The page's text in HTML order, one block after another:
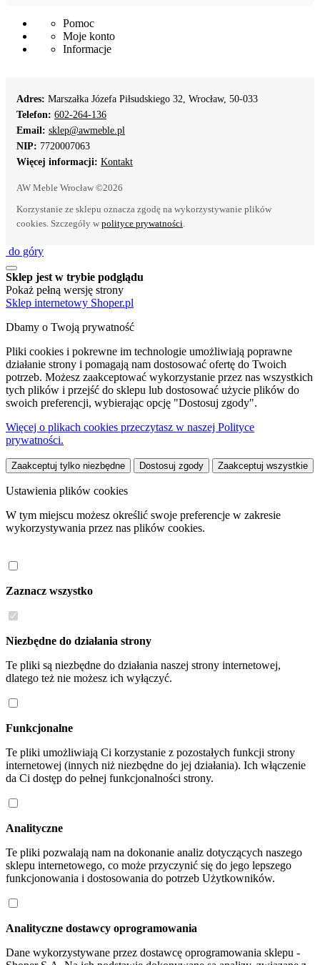
Pomoc
Moje konto
Informacje
Adres: Marszałka Józefa Piłsudskiego 32, Wrocław, 50-033
Telefon: 602-264-136
Email: sklep@awmeble.pl
NIP: 7720007063
Więcej informacji: Kontakt
AW Meble Wrocław ©2026
Korzystanie ze sklepu oznacza zgodę na wykorzystywanie plików
cookies. Szczegóły w polityce prywatności
do góry
Sklep jest w trybie podglądu
Pokaż pełną wersję strony
Sklep internetowy Shoper.pl
Dbamy o Twoją prywatność
Pliki cookies i pokrewne im technologie umożliwiają poprawne
działanie strony i pomagają nam dostosować ofertę do Twoich
potrzeb. Możesz zaakceptować wykorzystanie przez nas wszystkich
tych plików i przejść do sklepu lub dostosować użycie plików do
swoich preferencji, wybierając opcję "Dostosuj zgody".
Więcej o plikach cookies przeczytasz w naszej Polityce
prywatności.
Zaakceptuj tylko niezbędne Dostosuj zgody Zaakceptuj wszystkie
Ustawienia plików cookies
W tym miejscu możesz określić swoje preferencje w zakresie
wykorzystywania przez nas plików cookies.
Zaznacz wszystko
Niezbędne do działania strony
Te pliki są niezbędne do działania naszej strony internetowej,
dlatego też nie możesz ich wyłączyć.
Funkcjonalne
Te pliki umożliwiają Ci korzystanie z pozostałych funkcji strony
internetowej (innych niż niezbędne do jej działania). Ich włączenie
da Ci dostęp do pełnej funkcjonalności strony.
Analityczne
Te pliki pozwalają nam na dokonanie analiz dotyczących naszego
sklepu internetowego, co może przyczynić się do jego lepszego
funkcjonowania i dostosowania do potrzeb Użytkowników.
Analityczne dostawcy oprogramowania
Dane wykorzystywane przez dostawcę oprogramowania sklepu -